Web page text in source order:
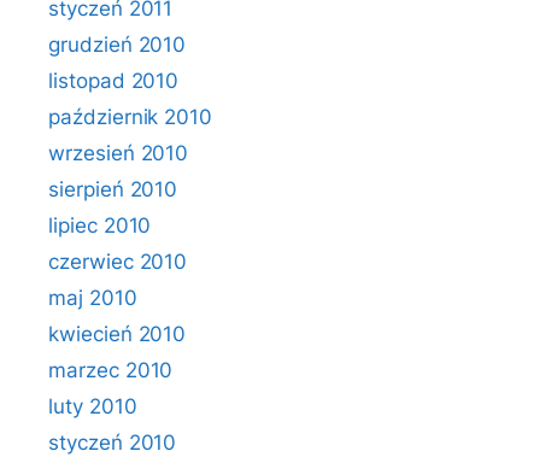
styczeń 2011
grudzień 2010
listopad 2010
październik 2010
wrzesień 2010
sierpień 2010
lipiec 2010
czerwiec 2010
maj 2010
kwiecień 2010
marzec 2010
luty 2010
styczeń 2010